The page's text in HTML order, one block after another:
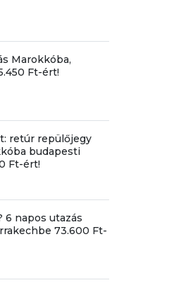
Marokkóba,
Ft-ért!
retúr repülőjegy
budapesti
Ft-ért!
6 napos utazás
73.600 Ft-